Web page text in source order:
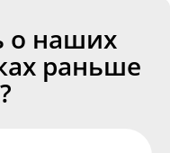
о наших
раньше